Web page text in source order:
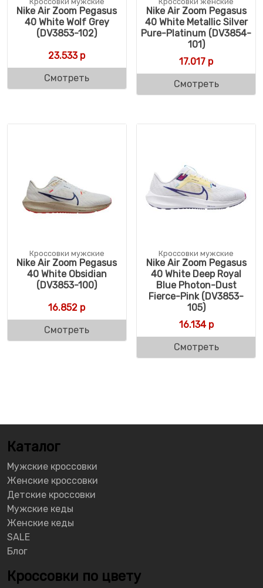
Nike Air Zoom Pegasus
40 White Wolf Grey
(DV3853-102)
23.533р
Смотреть
Nike Air Zoom Pegasus
40 White Metallic Silver
Pure-Platinum (DV3854-
101)
17.017 р
Смотреть
Кроссовки мужские
Nike Air Zoom Pegasus
40 White Obsidian
(DV3853-100)
16.852 р
Смотреть
Кроссовки мужские
Nike Air Zoom Pegasus
40 White Deep Royal
Blue Photon-Dust
Fierce-Pink (DV3853-
105)
16.134р
Смотреть
Каталог
Мужские кроссовки
Женские кроссовки
Детские кроссовки
Мужские кеды
Женские кеды
SALE
Блог
Кроссовки по цвету